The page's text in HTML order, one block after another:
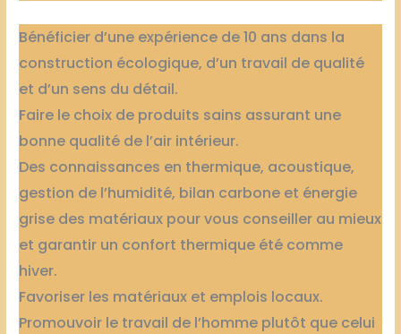
Bénéficier d’une expérience de 10 ans dans la
construction écologique, d’un travail de qualité
et d’un sens du détail.
Faire le choix de produits sains assurant une
bonne qualité de l’air intérieur.
Des connaissances en thermique, acoustique,
gestion de l’humidité, bilan carbone et énergie
grise des matériaux pour vous conseiller au mieux
et garantir un confort thermique été comme
hiver.
Favoriser les matériaux et emplois locaux.
Promouvoir le travail de l’homme plutôt que celui